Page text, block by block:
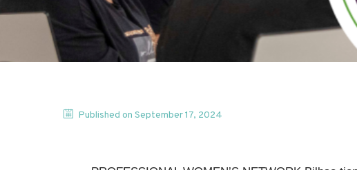
Published on September 17, 2024